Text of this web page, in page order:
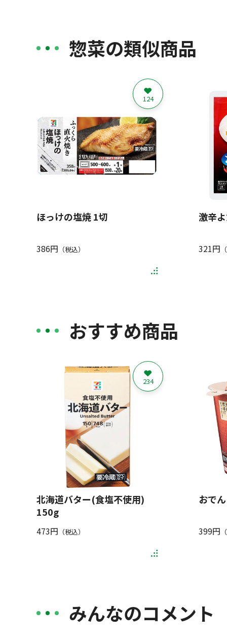
惣菜の類似商品
ほっけの塩焼 1切
386円 （税込）
124
激辛
321円
おすすめ商品
北海道バター(食塩不使用)
150g
473円 （税込）
234
おで
399円
みんなのコメント